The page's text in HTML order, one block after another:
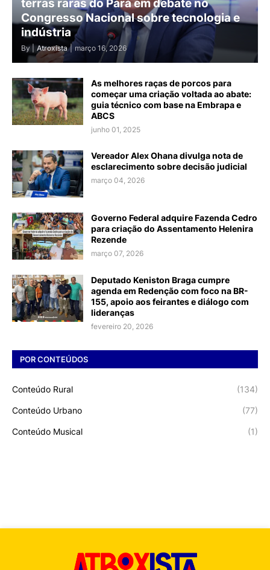
terras raras do Pará em debate no
Congresso Nacional sobre tecnologia e
indústria
By | Atroxista | março 16, 2026
As melhores raças de porcos para
começar uma criação voltada ao abate:
guia técnico com base na Embrapa e
ABCS
junho 01, 2025
Vereador Alex Ohana divulga nota de
esclarecimento sobre decisão judicial
março 04, 2026
Governo Federal adquire Fazenda Cedro
para criação do Assentamento Helenira
Rezende
março 07, 2026
Deputado Keniston Braga cumpre
agenda em Redenção com foco na BR-
155, apoio aos feirantes e diálogo com
lideranças
fevereiro 20, 2026
POR CONTEÚDOS
Conteúdo Rural (134)
Conteúdo Urbano (77)
Conteúdo Musical (1)